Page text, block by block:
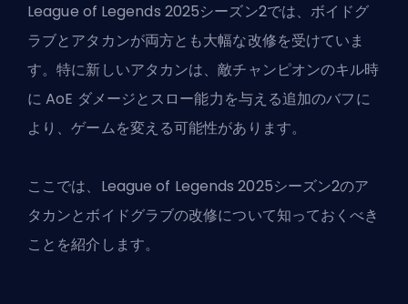
League of Legends 2025シーズン2では、ボイドグ
ラブとアタカンが両方とも大幅な改修を受けていま
す。特に新しいアタカンは、敵チャンピオンのキル時
に AoE ダメージとスロー能力を与える追加のバフに
より、ゲームを変える可能性があります。
ここでは、 League of Legends 2025シーズン2のア
タカンとボイドグラブの改修について知っておくべき
ことを紹介します。